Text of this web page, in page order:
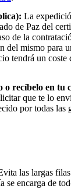
La
de Paz del
de la
del mismo para
tendrá un coste
o recíbelo en tu
que te lo
por todas las
las largas
se encarga de